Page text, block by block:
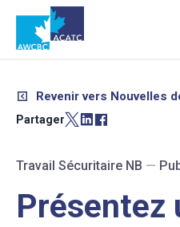
Revenir vers Nouvelles
Partager
Travail Sécuritaire NB —
Présentez